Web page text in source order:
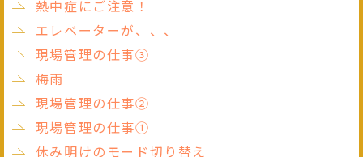
熱中症にご注意！
エレベーターが、、、
現場管理の仕事③
梅雨
現場管理の仕事②
現場管理の仕事①
休み明けのモード切り替え